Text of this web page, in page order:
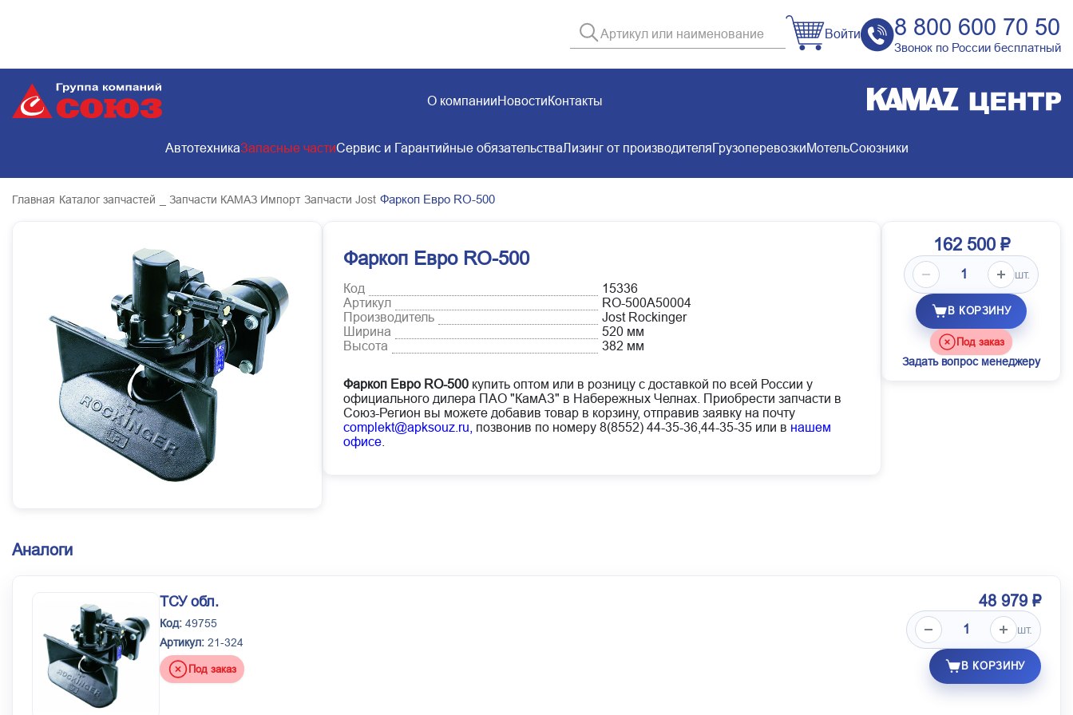
Войти 8 800 600 70 50
Звонок по России бесплатный
О компанииНовостиКонтакты
АвтотехникаЗапасные частиСервис и Гарантийные обязательстваЛизинг от производителяГрузоперевозкиМотельСоюзники
Главная Каталог запчастей _ Запчасти КАМАЗ Импорт Запчасти Jost Фаркоп Евро RO-500
Фаркоп Евро RO-500
Код
15336
Артикул
RO-500A50004
Производитель
Jost Rockinger
Ширина
520 мм
Высота
382 мм
Фаркоп Евро RO-500 купить оптом или в розницу с доставкой по всей России у
официального дилера ПАО "КамАЗ" в Набережных Челнах. Приобрести запчасти в
Союз-Регион вы можете добавив товар в корзину, отправив заявку на почту
complekt@apksouz.ru, позвонив по номеру 8(8552) 44-35-36,44-35-35 или в нашем
офисе
162 500 ₽
шт.
В КОРЗИНУ
Под заказ
Задать вопрос менеджеру
Аналоги
ТСУ обл.
Код: 49755
Артикул: 21-324
Под заказ
48 979 ₽
шт.
В КОРЗИНУ